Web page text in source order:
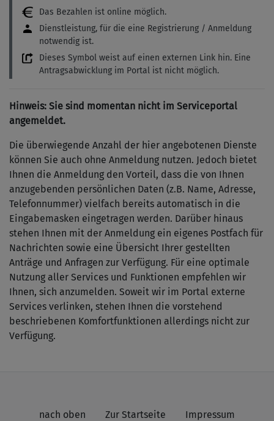
Das Bezahlen ist online möglich.
Dienstleistung, für die eine Registrierung / Anmeldung
notwendig ist.
Dieses Symbol weist auf einen externen Link hin. Eine
Antragsabwicklung im Portal ist nicht möglich.
Hinweis: Sie sind momentan nicht im Serviceportal
angemeldet.
Die überwiegende Anzahl der hier angebotenen Dienste
können Sie auch ohne Anmeldung nutzen. Jedoch bietet
Ihnen die Anmeldung den Vorteil, dass die von Ihnen
anzugebenden persönlichen Daten (z.B. Name, Adresse,
Telefonnummer) vielfach bereits automatisch in die
Eingabemasken eingetragen werden. Darüber hinaus
stehen Ihnen mit der Anmeldung ein eigenes Postfach für
Nachrichten sowie eine Übersicht Ihrer gestellten
Anträge und Anfragen zur Verfügung. Für eine optimale
Nutzung aller Services und Funktionen empfehlen wir
Ihnen, sich anzumelden. Soweit wir im Portal externe
Services verlinken, stehen Ihnen die vorstehend
beschriebenen Komfortfunktionen allerdings nicht zur
Verfügung.
nach oben Zur Startseite Impressum